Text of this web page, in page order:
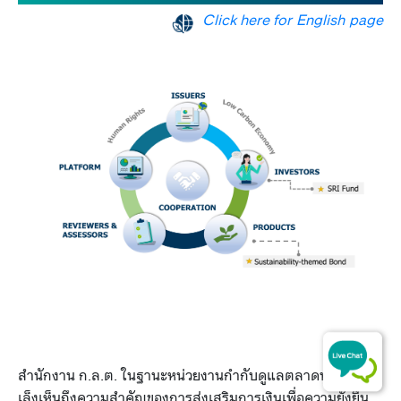
Click here for English page
สำนักงาน ก.ล.ต. ในฐานะหน่วยงานกำกับดูแลตลาดทุนไทย